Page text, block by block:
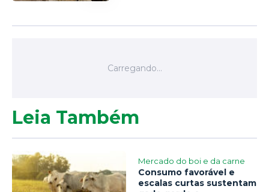
Leia Também
Mercado do boi e da carne
Consumo favorável e
escalas curtas sustentam